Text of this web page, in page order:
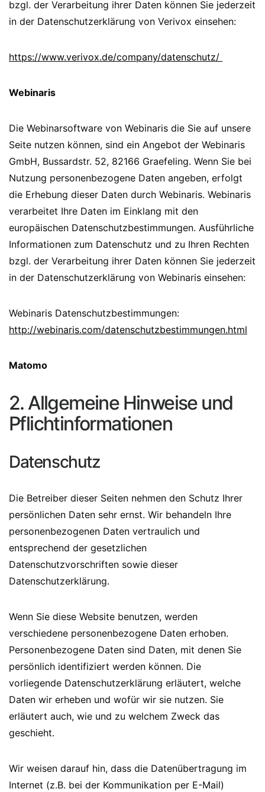
bzgl. der Verarbeitung ihrer Daten können Sie jederzeit
in der Datenschutzerklärung von Verivox einsehen:
https://www.verivox.de/company/datenschutz/
Webinaris
Die Webinarsoftware von Webinaris die Sie auf unsere
Seite nutzen können, sind ein Angebot der Webinaris
GmbH, Bussardstr. 52, 82166 Graefeling. Wenn Sie bei
Nutzung personenbezogene Daten angeben, erfolgt
die Erhebung dieser Daten durch Webinaris. Webinaris
verarbeitet Ihre Daten im Einklang mit den
europäischen Datenschutzbestimmungen. Ausführliche
Informationen zum Datenschutz und zu Ihren Rechten
bzgl. der Verarbeitung ihrer Daten können Sie jederzeit
in der Datenschutzerklärung von Webinaris einsehen:
Webinaris Datenschutzbestimmungen:
http://webinaris.com/datenschutzbestimmungen.html
Matomo
2. Allgemeine Hinweise und
Pflichtinformationen
Datenschutz
Die Betreiber dieser Seiten nehmen den Schutz Ihrer
persönlichen Daten sehr ernst. Wir behandeln Ihre
personenbezogenen Daten vertraulich und
entsprechend der gesetzlichen
Datenschutzvorschriften sowie dieser
Datenschutzerklärung.
Wenn Sie diese Website benutzen, werden
verschiedene personenbezogene Daten erhoben.
Personenbezogene Daten sind Daten, mit denen Sie
persönlich identifiziert werden können. Die
vorliegende Datenschutzerklärung erläutert, welche
Daten wir erheben und wofür wir sie nutzen. Sie
erläutert auch, wie und zu welchem Zweck das
geschieht.
Wir weisen darauf hin, dass die Datenübertragung im
Internet (z.B. bei der Kommunikation per E-Mail)